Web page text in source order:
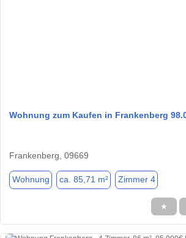
Wohnung zum Kaufen in Frankenberg
Frankenberg, 09669
Wohnung ca. 85,71 m² Zimmer 4
★